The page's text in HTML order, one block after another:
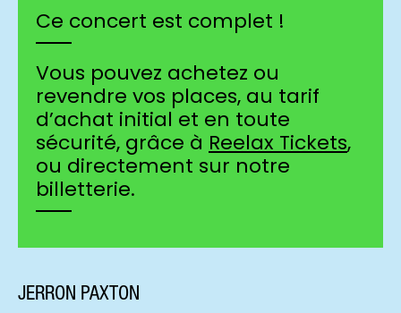
Ce concert est complet !
Vous pouvez achetez ou
revendre vos places, au tarif
d’achat initial et en toute
sécurité, grâce à Reelax Tickets,
ou directement sur notre
billetterie.
JERRON PAXTON